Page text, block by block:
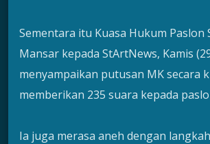
Sementara itu Kuasa Hukum Paslon
Mansar kepada StArtNews, Kamis
menyampaikan putusan MK secara
memberikan 235 suara kepada
Ia juga merasa aneh dengan